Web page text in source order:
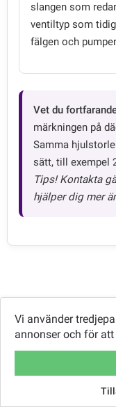
slangen som
ventiltyp som
fälgen och
Vet du
märkningen på
Samma
sätt, till exempel
Tips! Kontakta
hjälper dig mer
TILLBAKA TILL
KONTAKTA
Vi använder
annonser och för